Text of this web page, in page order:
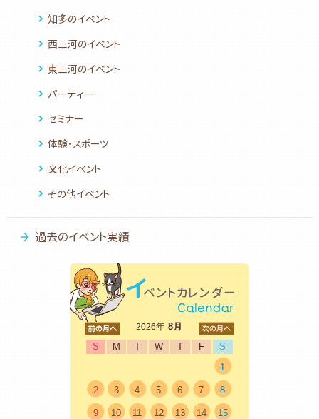
知多のイベント
西三河のイベント
東三河のイベント
パーティー
セミナー
体験・スポーツ
文化イベント
その他イベント
過去のイベント実績
2026年8月
S
M T W T F
S
1
2 3 4 5 6 7 8
9 10 11 12 13 14 15